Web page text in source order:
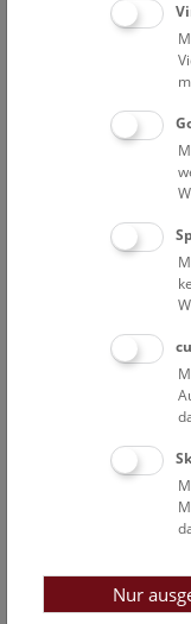
Open Deck:
Das Deck 50 ist
zum Mitmachen
Kids & Co
Hast du gewusst,
wilde
spannende Tiere,
auch entdecken
du sie jedenfalls
Nur